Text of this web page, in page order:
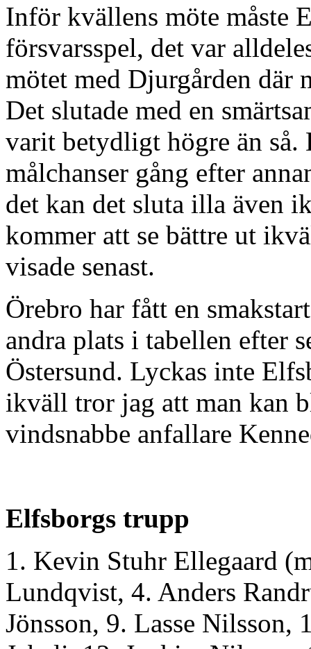
Inför kvällens möte måste
försvarsspel, det var
mötet med Djurgården där
Det slutade med en
varit betydligt högre än
målchanser gång efter
det kan det sluta illa även
kommer att se bättre ut
visade senast.
Örebro har fått en
andra plats i tabellen efter
Östersund. Lyckas inte
ikväll tror jag att man kan
vindsnabbe anfallare
Elfsborgs trupp
1. Kevin Stuhr Ellegaard
Lundqvist, 4. Anders
Jönsson, 9. Lasse Nilsson,